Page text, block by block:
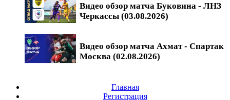
Видео обзор матча Буковина - ЛНЗ
Черкассы (03.08.2026)
Видео обзор матча Ахмат - Спартак
Москва (02.08.2026)
Главная
Регистрация